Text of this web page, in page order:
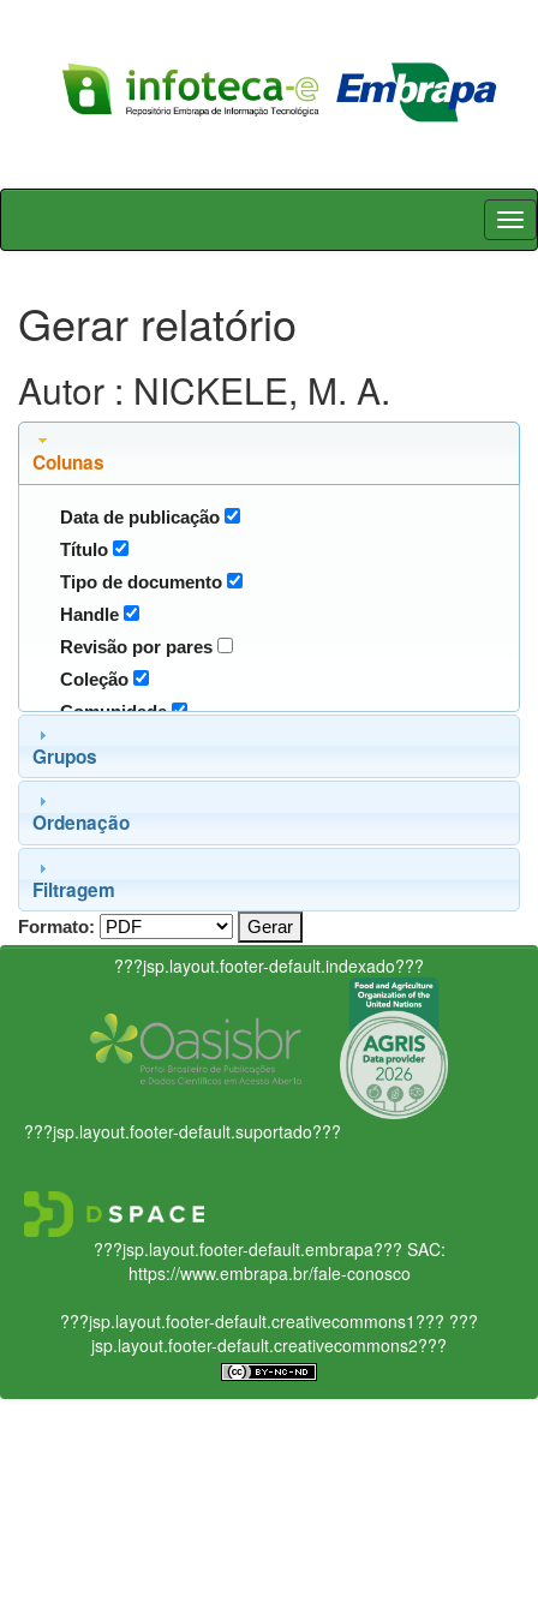
Skip
Gerar relatório
Autor : NICKELE, M. A.
Colunas
Data de publicação
Título
Tipo de documento
Handle
Revisão por pares
Coleção
Comunidade
Grupos
Ordenação
Filtragem
Formato:
???jsp.layout.footer-default.indexado???
???jsp.layout.footer-default.suportado???
???jsp.layout.footer-default.embrapa??? SAC:
https://www.embrapa.br/fale-conosco
???jsp.layout.footer-default.creativecommons1??? ???
jsp.layout.footer-default.creativecommons2???